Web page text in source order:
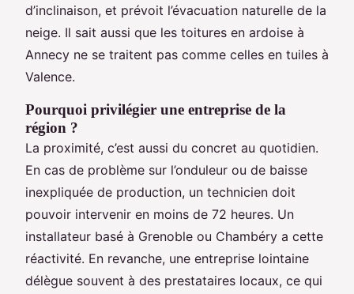
d’inclinaison, et prévoit l’évacuation naturelle de la
neige. Il sait aussi que les toitures en ardoise à
Annecy ne se traitent pas comme celles en tuiles à
Valence.
Pourquoi privilégier une entreprise de la
région ?
La proximité, c’est aussi du concret au quotidien.
En cas de problème sur l’onduleur ou de baisse
inexpliquée de production, un technicien doit
pouvoir intervenir en moins de 72 heures. Un
installateur basé à Grenoble ou Chambéry a cette
réactivité. En revanche, une entreprise lointaine
délègue souvent à des prestataires locaux, ce qui